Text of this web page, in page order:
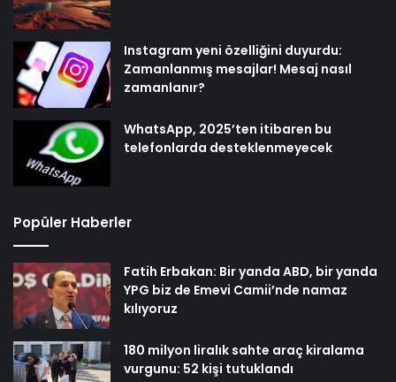
Instagram yeni özelliğini duyurdu:
Zamanlanmış mesajlar! Mesaj nasıl
zamanlanır?
WhatsApp, 2025’ten itibaren bu
telefonlarda desteklenmeyecek
Popüler Haberler
Fatih Erbakan: Bir yanda ABD, bir yanda
YPG biz de Emevi Camii’nde namaz
kılıyoruz
180 milyon liralık sahte araç kiralama
vurgunu: 52 kişi tutuklandı